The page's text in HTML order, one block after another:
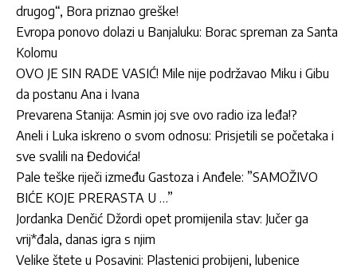
drugog“, Bora priznao greške!
Evropa ponovo dolazi u Banjaluku: Borac spreman za Santa
Kolomu
OVO JE SIN RADE VASIĆ! Mile nije podržavao Miku i Gibu
da postanu Ana i Ivana
Prevarena Stanija: Asmin joj sve ovo radio iza leđa!?
Aneli i Luka iskreno o svom odnosu: Prisjetili se početaka i
sve svalili na Đedovića!
Pale teške riječi između Gastoza i Anđele: ”SAMOŽIVO
BIĆE KOJE PRERASTA U …”
Jordan­ka Denčić Džordi opet promijenila stav: Jučer ga
vrij*đala, danas igra s njim
Velike štete u Posavini: Plastenici probijeni, lubenice